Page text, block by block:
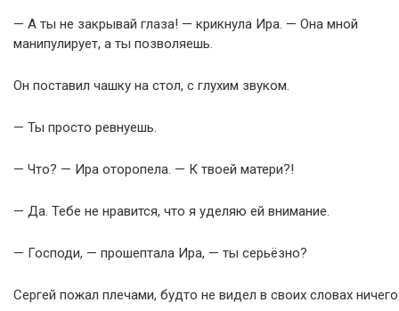
— А ты не закрывай глаза! — крикнула Ира. — Она мной
манипулирует, а ты позволяешь.
Он поставил чашку на стол, с глухим звуком.
— Ты просто ревнуешь.
— Что? — Ира оторопела. — К твоей матери?!
— Да. Тебе не нравится, что я уделяю ей внимание.
— Господи, — прошептала Ира, — ты серьёзно?
Сергей пожал плечами, будто не видел в своих словах ничего